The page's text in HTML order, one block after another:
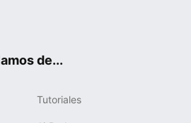
de...
Tutoriales